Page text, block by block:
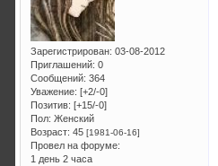
Зарегистрирован: 03-08-2012
Приглашений: 0
Сообщений: 364
Уважение: [+2/-0]
Позитив: [+15/-0]
Пол: Женский
Возраст: 45[1981-06-16]
Провел на форуме:
1 день 2 часа